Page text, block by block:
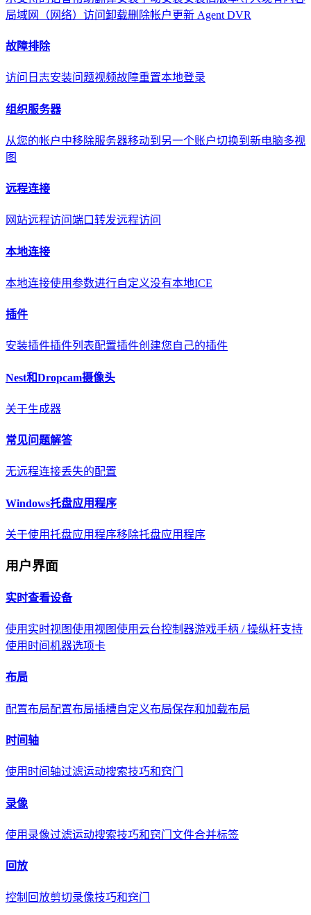
局域网（网络）访问卸载删除帐户 更新 Agent DVR
故障排除
访问日志安装问题视频故障重置本地登录
组织服务器
从您的帐户中移除服务器移动到另一个账户切换到新电脑多视
图
远程连接
网站远程访问端口转发远程访问
本地连接
本地连接使用参数进行自定义没有本地ICE
插件
安装插件插件列表配置插件创建您自己的插件
Nest和Dropcam摄像头
关于生成器
常见问题解答
无远程连接丢失的配置
Windows托盘应用程序
关于使用托盘应用程序移除托盘应用程序
用户界面
实时查看设备
使用实时视图使用视图使用云台控制器游戏手柄 / 操纵杆支持
使用时间机器选项卡
布局
配置布局配置布局插槽自定义布局保存和加载布局
时间轴
使用时间轴过滤运动搜索技巧和窍门
录像
使用录像过滤运动搜索技巧和窍门 文件合并标签
回放
控制回放剪切录像技巧和窍门